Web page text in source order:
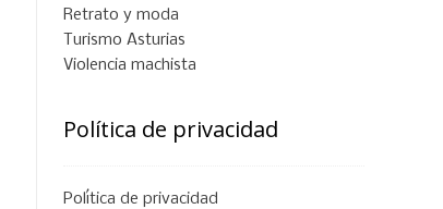
Retrato y moda
Turismo Asturias
Violencia machista
Política de privacidad
Política de privacidad